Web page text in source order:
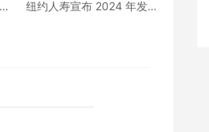
纽约人寿宣布 2024 年发